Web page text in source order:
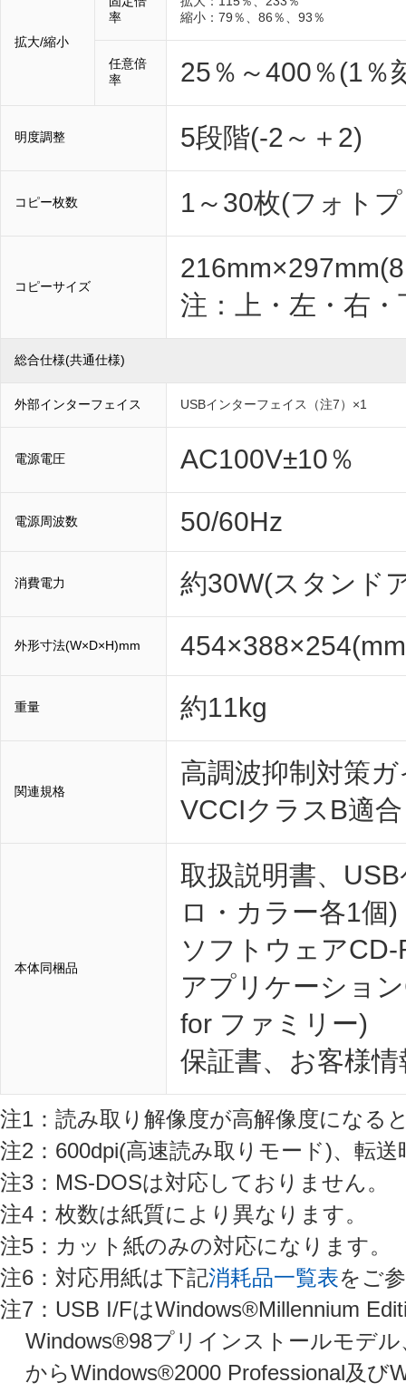
拡大/縮小
率
縮小：79％、86％、93％
任意倍
率
25％～400％(1％
明度調整 5段階(-2～＋2)
コピー枚数 1～30枚(フォト
コピーサイズ
注：上・左・右
総合仕様(共通仕様)
外部インターフェイス USBインターフェイス（注7）×1
電源電圧 AC100V±10％
電源周波数 50/60Hz
消費電力 約30W(スタンド
外形寸法(W×D×H)mm
重量 約11kg
関連規格
高調波抑制対策
VCCIクラスB適合
本体同梱品
取扱説明書、
ロ・カラー各1個)
ソフトウェア
アプリケーショ
for ファミリー)
保証書、お客様
注1：読み取り解像度が高解像度になる
注2：600dpi(高速読み取りモード)、転送
注3：MS-DOSは対応しておりません。
注4：枚数は紙質により異なります。
注5：カット紙のみの対応になります。
注6：対応用紙は下記消耗品一覧表をご
注7：USB I/FはWindows®Millennium
Windows®98プリインストールモデ
からWindows®2000 Professional及び